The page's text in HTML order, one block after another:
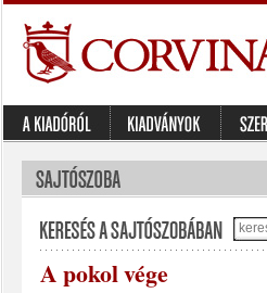
A pokol vége